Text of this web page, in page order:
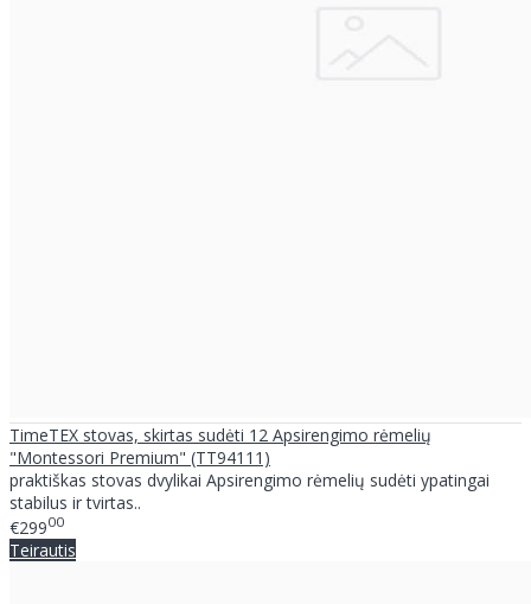
TimeTEX stovas, skirtas sudėti 12 Apsirengimo rėmelių
"Montessori Premium" (TT94111)
praktiškas stovas dvylikai Apsirengimo rėmelių sudėti ypatingai
stabilus ir tvirtas..
€29900
Teirautis